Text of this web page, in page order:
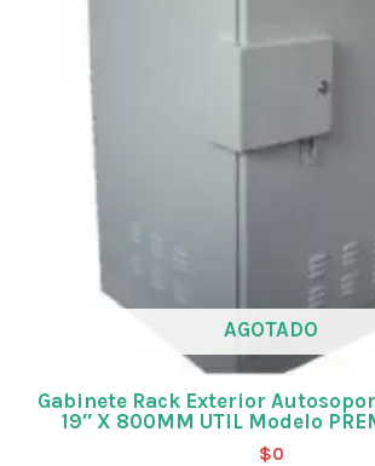
AGOTADO
Gabinete Rack Exterior
19″ X 800MM UTIL Modelo
$0